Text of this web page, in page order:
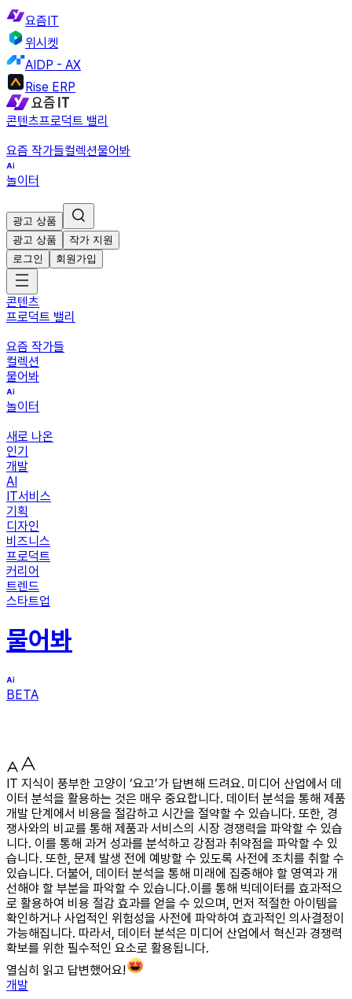
요즘IT
위시켓
AIDP - AX
Rise ERP
콘텐츠프로덕트 밸리
요즘 작가들컬렉션물어봐
놀이터
광고 상품
광고 상품
작가 지원
로그인
회원가입
콘텐츠
프로덕트 밸리
요즘 작가들
컬렉션
물어봐
놀이터
새로 나온
인기
개발
AI
IT서비스
기획
디자인
비즈니스
프로덕트
커리어
트렌드
스타트업
물어봐
BETA
IT 지식이 풍부한 고양이 ‘요고’가 답변해 드려요. 미디어 산업에서 데
이터 분석을 활용하는 것은 매우 중요합니다. 데이터 분석을 통해 제품
개발 단계에서 비용을 절감하고 시간을 절약할 수 있습니다. 또한, 경
쟁사와의 비교를 통해 제품과 서비스의 시장 경쟁력을 파악할 수 있습
니다. 이를 통해 과거 성과를 분석하고 강점과 취약점을 파악할 수 있
습니다. 또한, 문제 발생 전에 예방할 수 있도록 사전에 조치를 취할 수
있습니다. 더불어, 데이터 분석을 통해 미래에 집중해야 할 영역과 개
선해야 할 부분을 파악할 수 있습니다.이를 통해 빅데이터를 효과적으
로 활용하여 비용 절감 효과를 얻을 수 있으며, 먼저 적절한 아이템을
확인하거나 사업적인 위험성을 사전에 파악하여 효과적인 의사결정이
가능해집니다. 따라서, 데이터 분석은 미디어 산업에서 혁신과 경쟁력
확보를 위한 필수적인 요소로 활용됩니다.
열심히 읽고 답변했어요!
개발